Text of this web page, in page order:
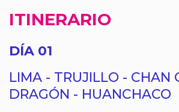
ITINERARIO
DÍA 01
LIMA - TRUJILLO - CHAN
DRAGÓN - HUANCHACO